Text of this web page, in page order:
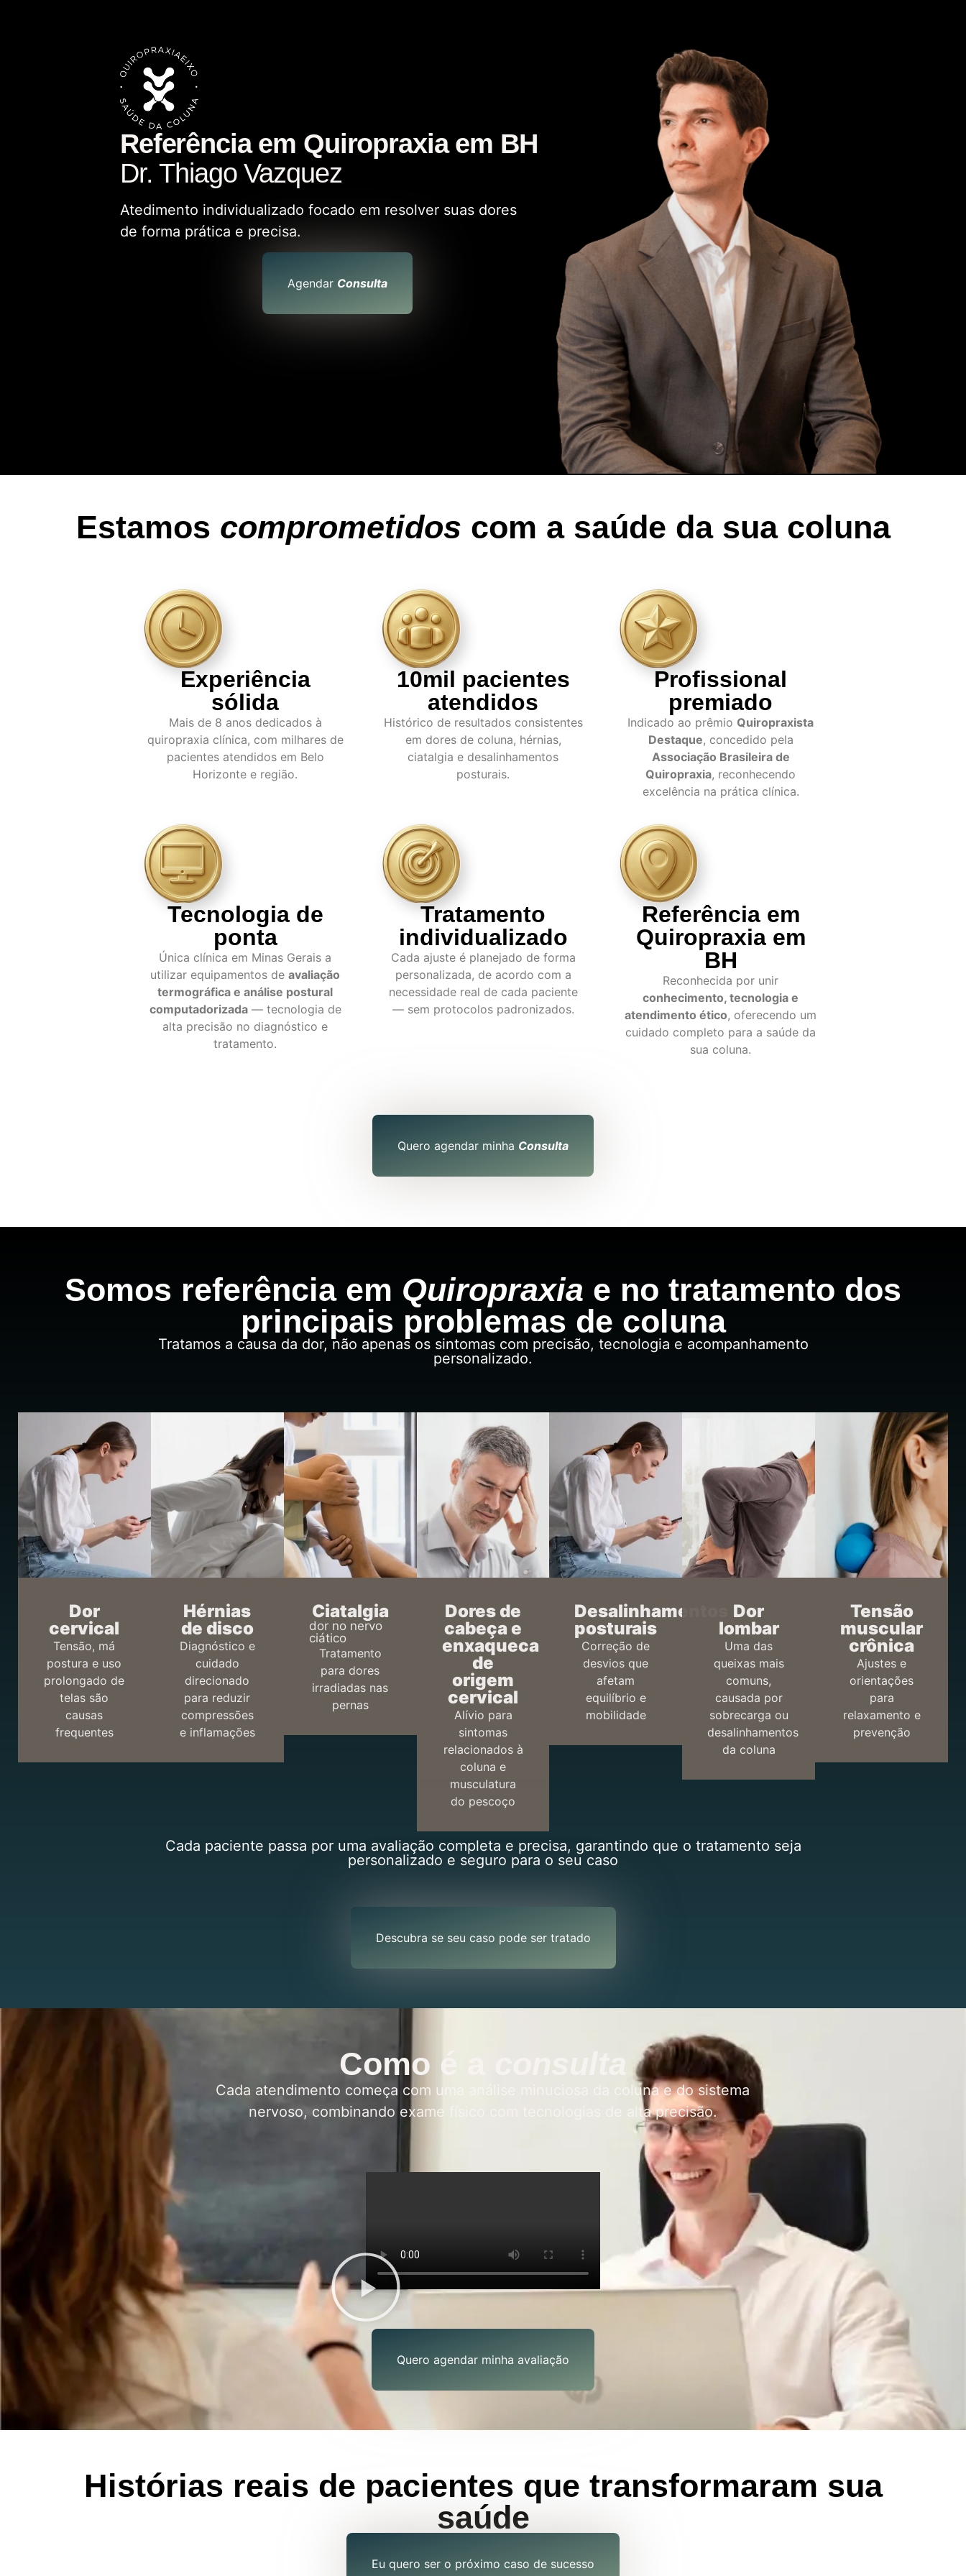
Referência em Quiropraxia em BH
Dr. Thiago Vazquez
Atedimento individualizado focado em resolver suas dores
de forma prática e precisa.
Agendar Consulta
Estamos comprometidos com a saúde da sua coluna
Experiência
sólida
Mais de 8 anos dedicados à
quiropraxia clínica, com milhares de
pacientes atendidos em Belo
Horizonte e região.
10mil pacientes
atendidos
Histórico de resultados consistentes
em dores de coluna, hérnias,
ciatalgia e desalinhamentos
posturais.
Profissional
premiado
Indicado ao prêmio Quiropraxista
Destaque, concedido pela
Associação Brasileira de
Quiropraxia, reconhecendo
excelência na prática clínica.
Tecnologia de
ponta
Única clínica em Minas Gerais a
utilizar equipamentos deavaliação
termográfica e análise postural
computadorizada— tecnologia de
alta precisão no diagnóstico e
tratamento.
Tratamento
individualizado
Cada ajuste é planejado de forma
personalizada, de acordo com a
necessidade real de cada paciente
— sem protocolos padronizados.
Referência em
Quiropraxia em
BH
Reconhecida por unir
conhecimento, tecnologia e
atendimento ético, oferecendo um
cuidado completo para a saúde da
sua coluna.
Quero agendar minha Consulta
Somos referência em Quiropraxia e no tratamento dos
principais problemas de coluna
Tratamos a causa da dor, não apenas os sintomas com precisão, tecnologia e acompanhamento
personalizado.
Dor
cervical
Tensão, má
postura e uso
prolongado de
telas são
causas
frequentes
Hérnias
de disco
Diagnóstico e
cuidado
direcionado
para reduzir
compressões
e inflamações
Ciatalgia
dor no nervo
ciático
Tratamento
para dores
irradiadas nas
pernas
Dores de
cabeça e
enxaqueca
de
origem
cervical
Alívio para
sintomas
relacionados à
coluna e
musculatura
do pescoço
Desalinhamentos
posturais
Correção de
desvios que
afetam
equilíbrio e
mobilidade
Dor
lombar
Uma das
queixas mais
comuns,
causada por
sobrecarga ou
desalinhamentos
da coluna
Tensão
muscular
crônica
Ajustes e
orientações
para
relaxamento e
prevenção
Cada paciente passa por uma avaliação completa e precisa, garantindo que o tratamento seja
personalizado e seguro para o seu caso
Descubra se seu caso pode ser tratado
Como é a
Cada atendimento começa com uma análise minuciosa da coluna e do sistema
nervoso, combinando exame físico com tecnologias de alta precisão.
Quero agendar minha avaliação
Histórias reais de pacientes que transformaram sua
saúde
Eu quero ser o próximo caso de sucesso